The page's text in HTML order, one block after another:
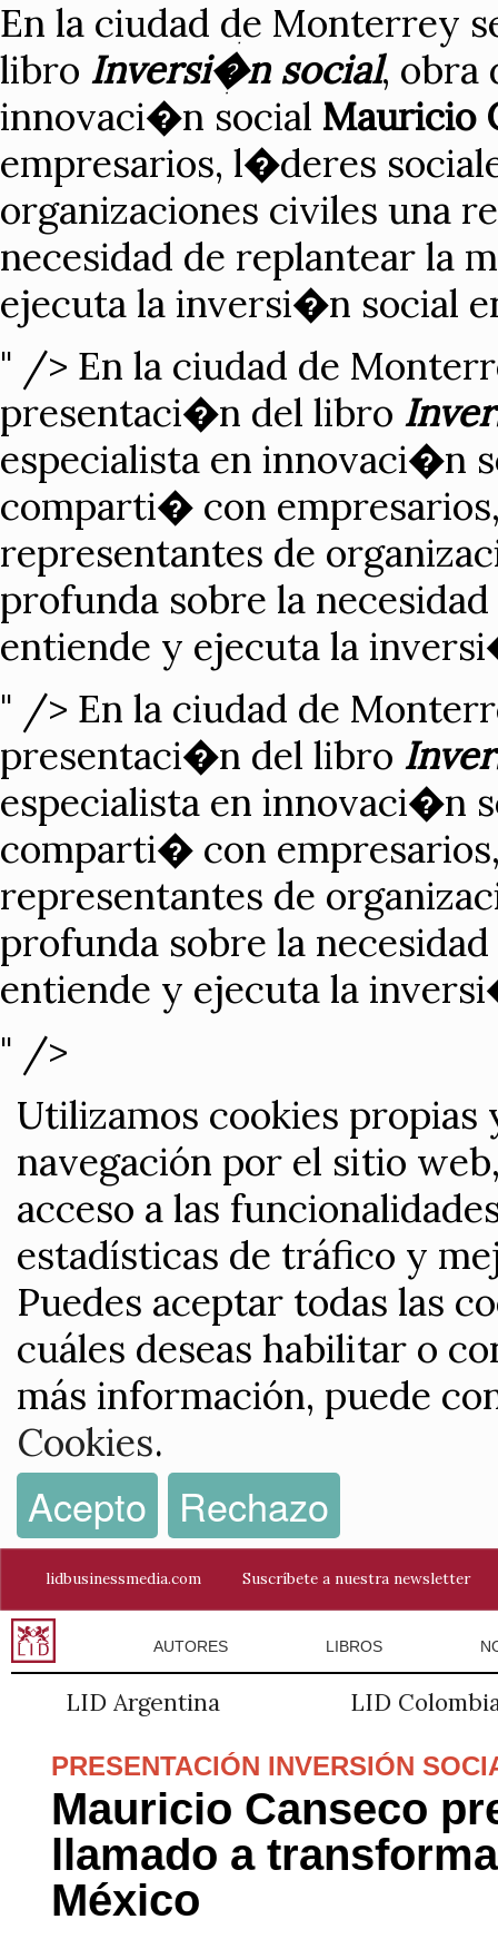
En la ciudad de Monterrey
libro Inversi�n social, obra
innovaci�n social Mauricio
empresarios, l�deres
organizaciones civiles una
necesidad de replantear la
ejecuta la inversi�n social
" /> En la ciudad de
presentaci�n del libro
especialista en innovaci�n
comparti� con
representantes de
profunda sobre la
entiende y ejecuta la
" /> En la ciudad de
presentaci�n del libro
especialista en innovaci�n
comparti� con
representantes de
profunda sobre la
entiende y ejecuta la
" />
Utilizamos cookies
navegación por el sitio
acceso a las
estadísticas de tráfico y
Puedes aceptar todas las
cuáles deseas habilitar o
más información, puede
Cookies.
Acepto Rechazo
lidbusinessmedia.com Suscríbete a nuestra newsletter
AUTORES LIBROS
LID Argentina LID
PRESENTACIÓN INVERSIÓN
Mauricio Canseco
llamado a
México